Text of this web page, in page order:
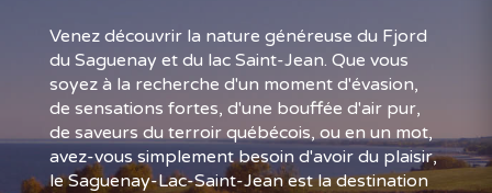
Venez découvrir la nature généreuse du Fjord
du Saguenay et du lac Saint-Jean. Que vous
soyez à la recherche d'un moment d'évasion,
de sensations fortes, d'une bouffée d'air pur,
de saveurs du terroir québécois, ou en un mot,
avez-vous simplement besoin d'avoir du plaisir,
le Saguenay-Lac-Saint-Jean est la destination